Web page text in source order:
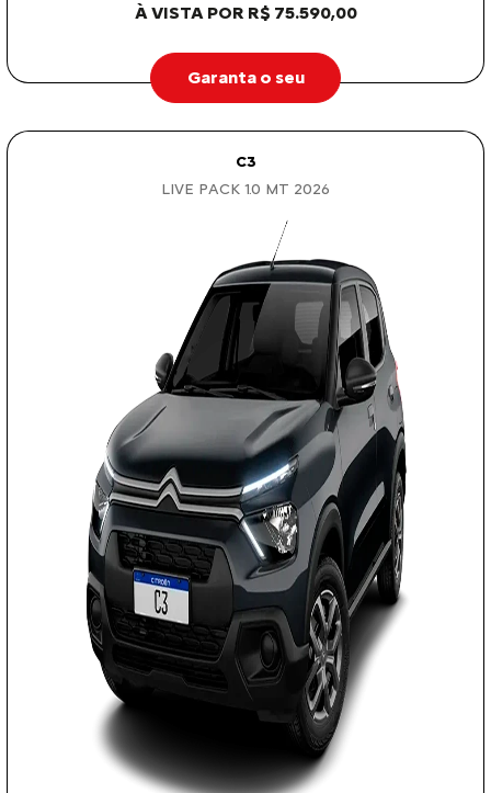
À VISTA POR R$ 75.590,00
Garanta o seu
C3
LIVE PACK 1.0 MT 2026